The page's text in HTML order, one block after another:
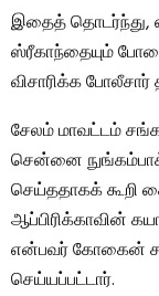
இதைத் தொடர்ந்து,
ஸ்ரீகாந்தையும்
விசாரிக்க போலீசார்
சேலம் மாவட்டம்
சென்னை
செய்ததாகக் கூறி
ஆப்பிரிக்காவின்
என்பவர் கோகைன்
செய்யப்பட்டார்.